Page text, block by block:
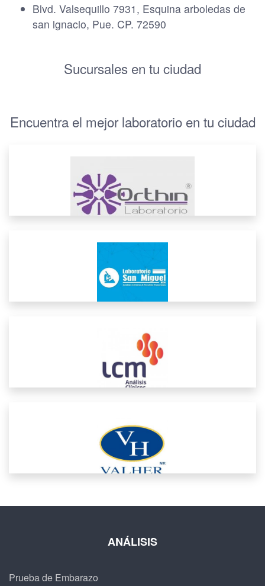
Blvd. Valsequillo 7931, Esquina arboledas de
san ignacio, Pue. CP. 72590
Sucursales en tu ciudad
Encuentra el mejor laboratorio en tu ciudad
ANÁLISIS
Prueba de Embarazo